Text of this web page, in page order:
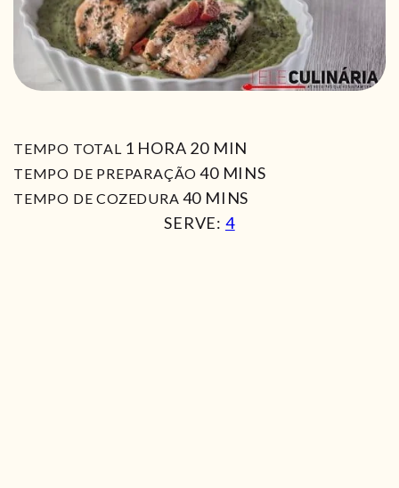
TEMPO TOTAL 1 HORA
HORA 20MIN
MIN
TEMPO DE PREPARAÇÃO 40MIN
MINS
TEMPO DE COZEDURA 40MIN
MINS
SERVE: 4